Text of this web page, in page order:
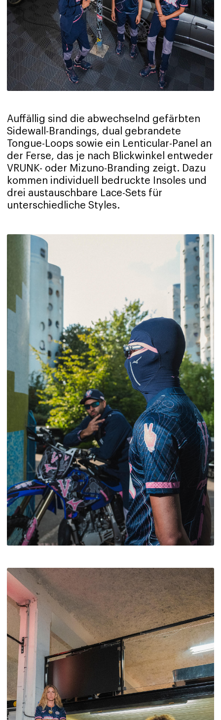
Auffällig sind die abwechselnd gefärbten
Sidewall-Brandings, dual gebrandete
Tongue-Loops sowie ein Lenticular-Panel an
der Ferse, das je nach Blickwinkel entweder
VRUNK- oder Mizuno-Branding zeigt. Dazu
kommen individuell bedruckte Insoles und
drei austauschbare Lace-Sets für
unterschiedliche Styles.